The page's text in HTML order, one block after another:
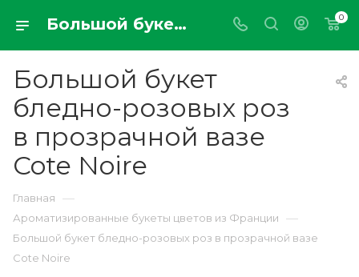
Большой букет бледно-розовых роз в прозрачной вазе Cote Noire 0
Большой букет
бледно-розовых роз
в прозрачной вазе
Cote Noire
Главная —
Ароматизированные букеты цветов из Франции —
Большой букет бледно-розовых роз в прозрачной вазе
Cote Noire